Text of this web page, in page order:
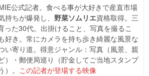
公式記者。食べる事が大好きで産直市場
ちが爆発し、 野菜ソムリエ資格取得。三
った30代。出掛けること、写真を撮るこ
好き。常にカメラを持ち歩き綺麗な風景な
い寄り道。得意ジャンル：写真（風景、親
）・郵便局巡り（貯金してご当地スタンプ
）。 この記者が登場する映像